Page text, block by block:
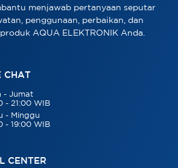
menjawab pertanyaan seputar
penggunaan, perbaikan, dan
AQUA ELEKTRONIK Anda.
CHAT
- Jumat
- 21:00 WIB
- Minggu
- 19:00 WIB
CENTER